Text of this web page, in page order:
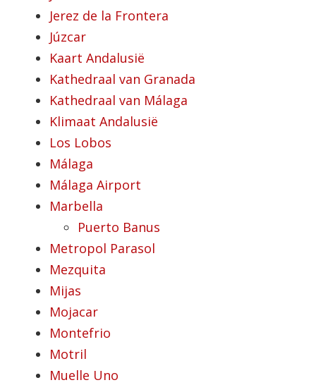
Jerez de la Frontera
Júzcar
Kaart Andalusië
Kathedraal van Granada
Kathedraal van Málaga
Klimaat Andalusië
Los Lobos
Málaga
Málaga Airport
Marbella
Puerto Banus
Metropol Parasol
Mezquita
Mijas
Mojacar
Montefrio
Motril
Muelle Uno